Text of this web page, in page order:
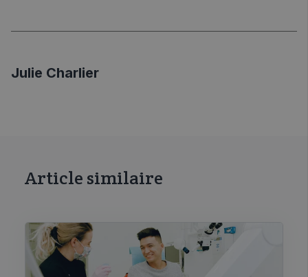
Julie Charlier
Article similaire